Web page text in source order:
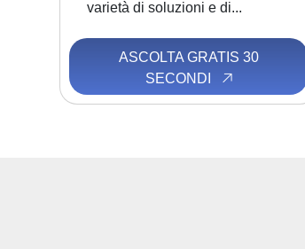
varietà di soluzioni e di...
ASCOLTA GRATIS 30
SECONDI